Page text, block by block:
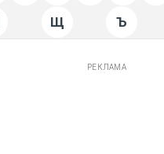
Щ Ъ
РЕКЛАМА